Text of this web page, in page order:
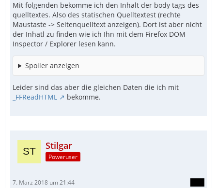
Mit folgenden bekomme ich den Inhalt der body tags des
quelltextes. Also des statischen Quelltextest (rechte
Maustaste -> Seitenquelltext anzeigen). Dort ist aber nicht
der Inhatl zu finden wie ich Ihn mit dem Firefox DOM
Inspector / Explorer lesen kann.
Spoiler anzeigen
Leider sind das aber die gleichen Daten die ich mit
_FFReadHTML
bekomme.
Stilgar
Poweruser
7. März 2018 um 21:44